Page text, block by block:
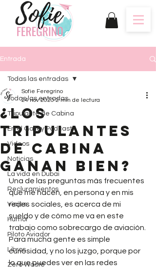
Entrada
Todas las entradas
Tripulante de Cabina
En el Galley Podcast
Videos
Noticias
La vida en Dubai
Recluramientos
Viajes
Humor
Piloto Aviador
Libros
Zero Waste
Todas las entradas
¿Los
tripulantes
de cabina
ganan bien?
Sofie Feregrino
24 nov 2020 2 min de lectura
Una de las preguntas más frecuentes
que me hacen, en persona y en mis
redes sociales, es acerca de mi
sueldo y de cómo me va en este
trabajo como sobrecargo de aviación.
Para mucha gente es simple
curiosidad, y no los juzgo, porque por
lo que puedes ver en las redes